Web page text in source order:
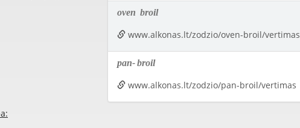
oven broil
www.alkonas.lt/zodzio/oven-broil/vertimas
pan-broil
www.alkonas.lt/zodzio/pan-broil/vertimas